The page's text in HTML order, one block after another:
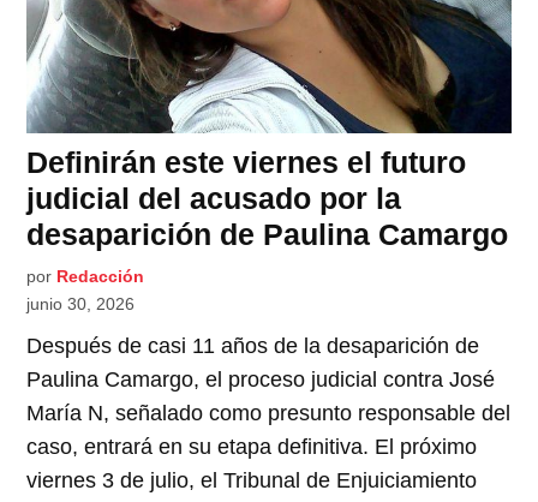
Definirán este viernes el futuro
judicial del acusado por la
desaparición de Paulina Camargo
por Redacción
junio 30, 2026
Después de casi 11 años de la desaparición de
Paulina Camargo, el proceso judicial contra José
María N, señalado como presunto responsable del
caso, entrará en su etapa definitiva. El próximo
viernes 3 de julio, el Tribunal de Enjuiciamiento